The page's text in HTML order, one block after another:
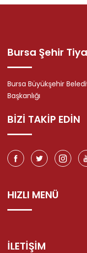
Bursa Şehir
Bursa Büyükşehir
Başkanlığı
BİZİ TAKİP EDİN
HIZLI MENÜ
İLETİŞİM